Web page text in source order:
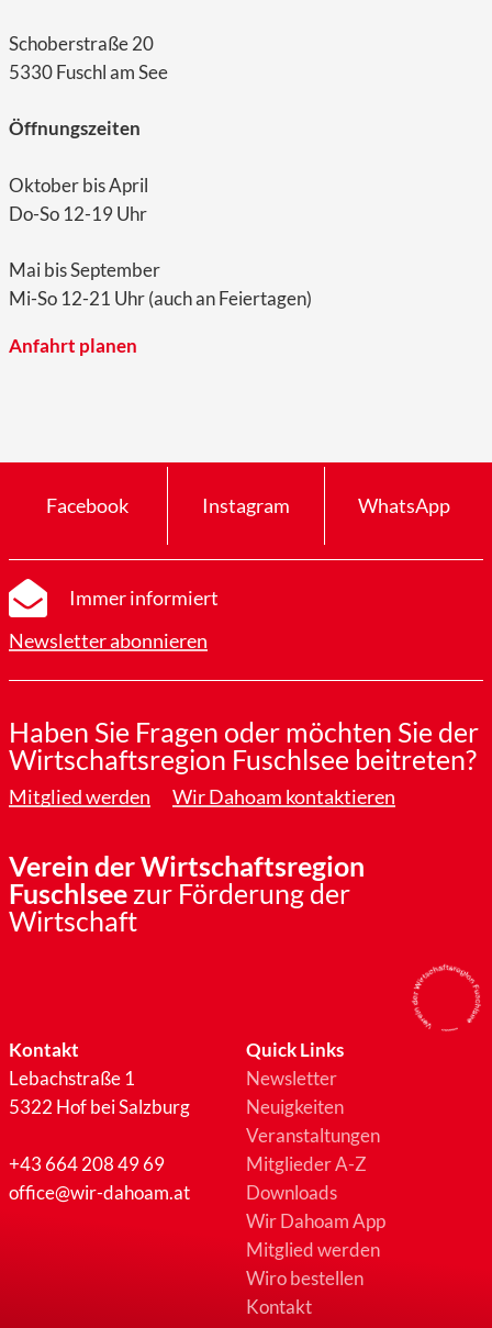
Schoberstraße 20
5330 Fuschl am See
Öffnungszeiten
Oktober bis April
Do-So 12-19 Uhr
Mai bis September
Mi-So 12-21 Uhr (auch an Feiertagen)
Anfahrt planen
Facebook Instagram WhatsApp
Immer informiert
Newsletter abonnieren
Haben Sie Fragen oder möchten Sie der
Wirtschaftsregion Fuschlsee beitreten?
Mitglied werden Wir Dahoam kontaktieren
Verein der Wirtschaftsregion
Fuschlseezur Förderung der
Wirtschaft
Kontakt
Lebachstraße 1
5322 Hof bei Salzburg
+43 664 208 49 69
office@wir-dahoam.at
Quick Links
Newsletter
Neuigkeiten
Veranstaltungen
Mitglieder A-Z
Downloads
Wir Dahoam App
Mitglied werden
Wiro bestellen
Kontakt